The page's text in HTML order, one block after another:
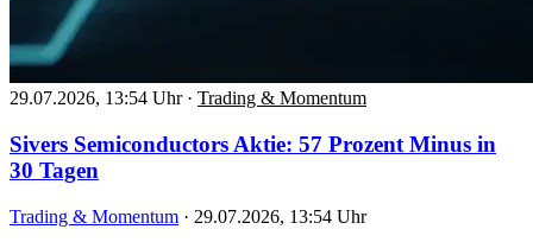
29.07.2026, 13:54 Uhr · Trading & Momentum
Sivers Semiconductors Aktie: 57 Prozent Minus in
30 Tagen
Trading & Momentum · 29.07.2026, 13:54 Uhr